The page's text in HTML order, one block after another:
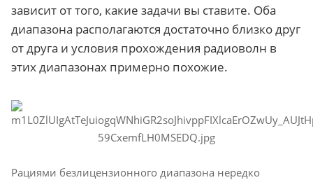
зависит от того, какие задачи вы ставите. Оба
диапазона располагаются достаточно близко друг
от друга и условия прохождения радиоволн в
этих диапазонах примерно похожие.
Рациями безлицензионного диапазона нередко